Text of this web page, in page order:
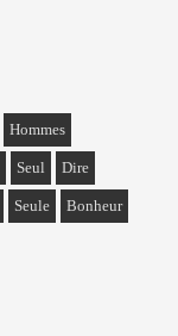
Hommes
Seul Dire
Seule Bonheur